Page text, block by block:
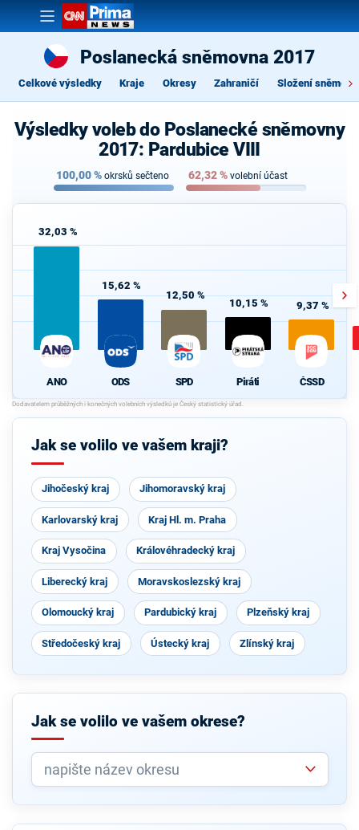
Poslanecká sněmovna 2017
Celkové výsledky Kraje Okresy Zahraničí Složení
Výsledky voleb do Poslanecké sněmovny
2017: Pardubice VIII
100,00% okrsků sečteno 62,32% volební účast
32,03 %
ANO
15,62 %
ODS
12,50 %
SPD
10,15 %
Piráti
9,37 %
ČSSD
Jak se volilo ve vašem kraji?
Jihočeský kraj Jihomoravský kraj
Karlovarský kraj Kraj Hl. m. Praha
Kraj Vysočina Královéhradecký kraj
Liberecký kraj Moravskoslezský kraj
Olomoucký kraj Pardubický kraj Plzeňský kraj
Středočeský kraj Ústecký kraj Zlínský kraj
Jak se volilo ve vašem okrese?